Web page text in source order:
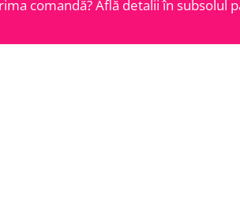
comandă? Află detalii în subsolul